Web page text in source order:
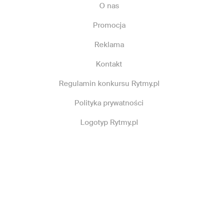
O nas
Promocja
Reklama
Kontakt
Regulamin konkursu Rytmy.pl
Polityka prywatności
Logotyp Rytmy.pl